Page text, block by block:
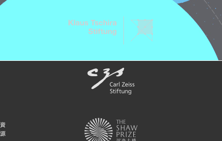
資
源